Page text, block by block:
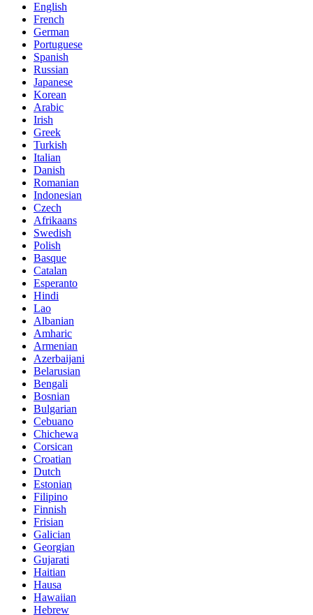
English
French
German
Portuguese
Spanish
Russian
Japanese
Korean
Arabic
Irish
Greek
Turkish
Italian
Danish
Romanian
Indonesian
Czech
Afrikaans
Swedish
Polish
Basque
Catalan
Esperanto
Hindi
Lao
Albanian
Amharic
Armenian
Azerbaijani
Belarusian
Bengali
Bosnian
Bulgarian
Cebuano
Chichewa
Corsican
Croatian
Dutch
Estonian
Filipino
Finnish
Frisian
Galician
Georgian
Gujarati
Haitian
Hausa
Hawaiian
Hebrew